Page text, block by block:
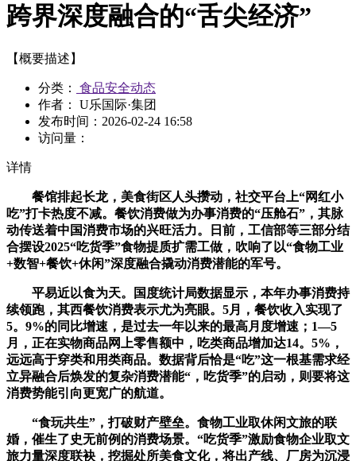
跨界深度融合的“舌尖经济”
【概要描述】
分类：
食品安全动态
作者： U乐国际·集团
发布时间： 2026-02-24 16:58
访问量：
详情
餐馆排起长龙，美食街区人头攒动，社交平台上“网红小
吃”打卡热度不减。餐饮消费做为办事消费的“压舱石”，其脉
动传送着中国消费市场的兴旺活力。日前，工信部等三部分结
合摆设2025“吃货季”食物提质扩需工做，吹响了以“食物工业
+数智+餐饮+休闲”深度融合撬动消费潜能的军号。
平易近以食为天。国度统计局数据显示，本年办事消费持
续领跑，其西餐饮消费表示尤为亮眼。5月，餐饮收入实现了
5。9%的同比增速，是过去一年以来的最高月度增速；1—5
月，正在实物商品网上零售额中，吃类商品增加达14。5%，
远远高于穿类和用类商品。数据背后恰是“吃”这一根基需求经
立异融合后焕发的复杂消费潜能“，吃货季”的启动，则要将这
消费势能引向更宽广的航道。
“食玩共生”，打破财产壁垒。食物工业取休闲文旅的联
婚，催生了史无前例的消费场景。“吃货季”激励食物企业取文
旅力量深度联袂，挖掘处所美食文化，将出产线、厂房为沉浸